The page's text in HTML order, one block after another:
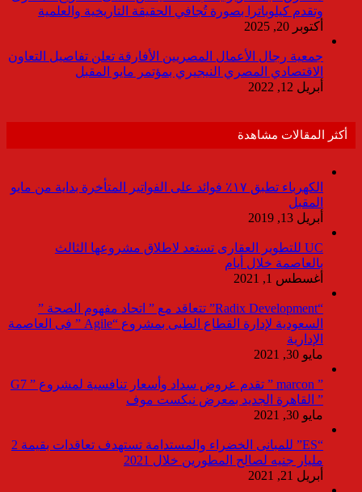
وتقدم كيلوباترا بصورة تُجافي الحقيقة التاريخية والعلمية
أكتوبر 20, 2025
جمعية رجال الأعمال المصريين الأفارقة تعلن تفاصيل التعاون
الاقتصادي المصري النيجيري بمؤتمر مايو المقبل
أبريل 12, 2022
أكثر المقالات مشاهدة
الكهرباء تطبق ١٧٪ فوائد على الفواتير المتأخرة بداية من مايو
المقبل
أبريل 13, 2019
UC للتطوير العقارى تستعد لاطلاق مشروعها الثالث
بالعاصمة خلال أيام
أغسطس 1, 2021
“Radix Development” تتعاقد مع ” اتحاد مفهوم الصحة ”
السعودية لإدارة القطاع الطبى بمشروع “Agile ” فى العاصمة
الإدارية
مايو 30, 2021
” marcon ” تقدم عروض سداد وأسعار تنافسية لمشروع ” G7
” القاهرة الجديد بمعرض نيكست موف
مايو 30, 2021
“ES” للمبانى الخضراء والمستدامة تستهدف تعاقدات بقيمة 2
مليار جنيه لصالح المطورين خلال 2021
أبريل 21, 2021